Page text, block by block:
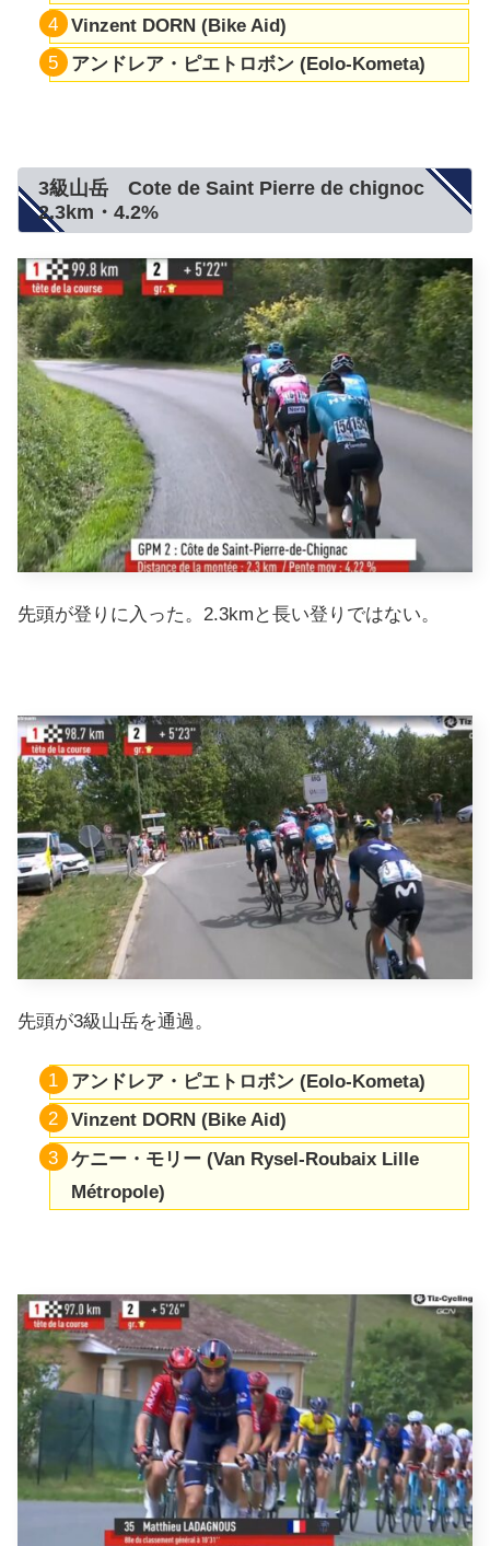
Vinzent DORN (Bike Aid)
アンドレア・ピエトロボン (Eolo-Kometa)
3級山岳 Cote de Saint Pierre de chignoc
2.3km・4.2%
先頭が登りに入った。2.3kmと長い登りではない。
先頭が3級山岳を通過。
アンドレア・ピエトロボン (Eolo-Kometa)
Vinzent DORN (Bike Aid)
ケニー・モリー (Van Rysel-Roubaix Lille
Métropole)